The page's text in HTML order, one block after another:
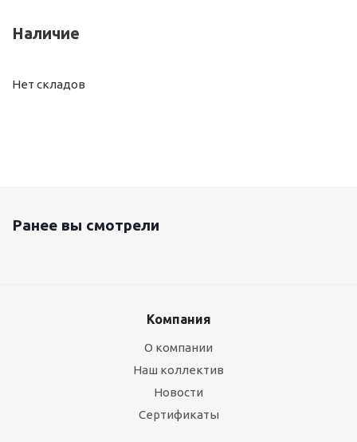
Наличие
Нет складов
Ранее вы смотрели
Компания
О компании
Наш коллектив
Новости
Сертификаты